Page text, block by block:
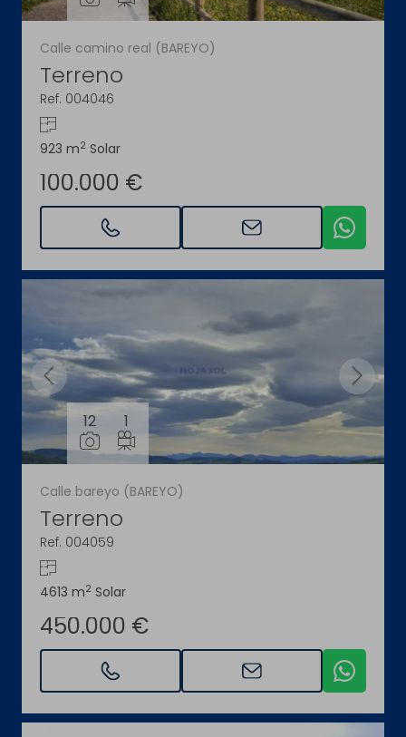
Calle camino real (BAREYO)
Terreno
Ref. 004046
923 m2 Solar
100.000 €
12 1
Calle bareyo (BAREYO)
Terreno
Ref. 004059
4613 m2 Solar
450.000 €